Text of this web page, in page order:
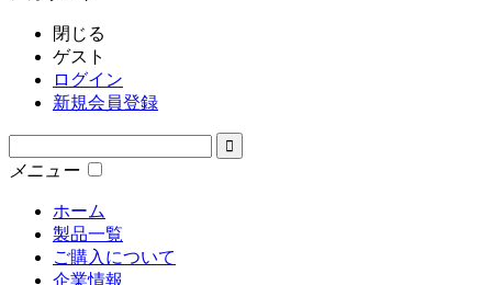
閉じる
ゲスト
ログイン
新規会員登録
メニュー
ホーム
製品一覧
ご購入について
企業情報